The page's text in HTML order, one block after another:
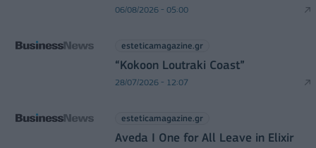
06/08/2026 - 05:00
esteticamagazine.gr
“Kokoon Loutraki Coast”
28/07/2026 - 12:07
esteticamagazine.gr
Aveda I One for All Leave in Elixir